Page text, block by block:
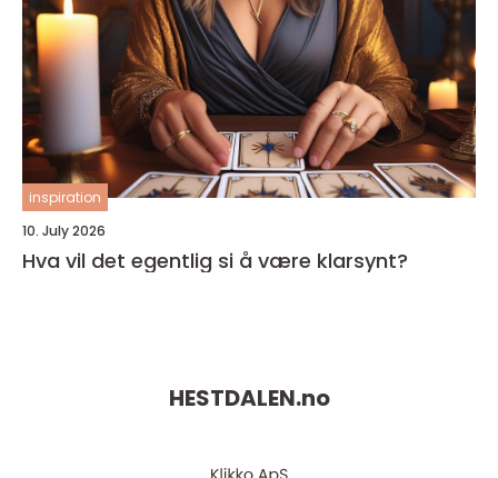
inspiration
10. July 2026
Hva vil det egentlig si å være klarsynt?
HESTDALEN.no